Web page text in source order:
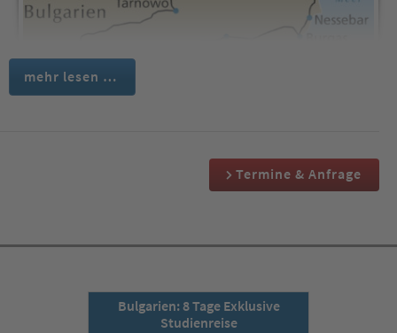
sprechende Studienreiseleitung empfängt uns am Flughafen
zu unserem schönen 4-Sterne-Hotel im Raum Sofia.
mehr lesen …
Termine & Anfrage
Bulgarien: 8 Tage Exklusive
Studienreise